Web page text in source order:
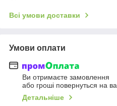
Всі умови доставки
Умови оплати
Ви отримаєте замовлення
або гроші повернуться на
Детальніше